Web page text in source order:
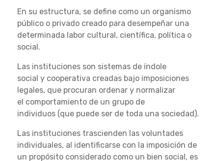
En su estructura, se define como un organismo
público o privado creado para desempeñar una
determinada labor cultural, científica, política o
social.
Las instituciones son sistemas de índole
social y cooperativa creadas bajo imposiciones
legales, que procuran ordenar y normalizar
el comportamiento de un grupo de
individuos (que puede ser de toda una sociedad).
Las instituciones trascienden las voluntades
individuales, al identificarse con la imposición de
un propósito considerado como un bien social, es